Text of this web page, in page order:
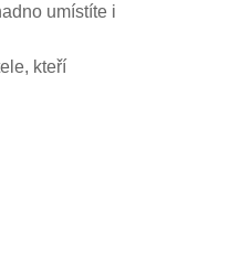
umístíte i
kteří